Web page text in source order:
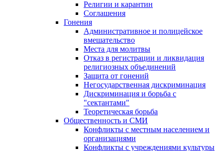
Религии и карантин
Соглашения
Гонения
Административное и полицейское
вмешательство
Места для молитвы
Отказ в регистрации и ликвидация
религиозных объединений
Защита от гонений
Негосударственная дискриминация
Дискриминация и борьба с
"сектантами"
Теоретическая борьба
Общественность и СМИ
Конфликты с местным населением и
организациями
Конфликты с учреждениями культуры